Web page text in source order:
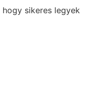
sikeres legyek